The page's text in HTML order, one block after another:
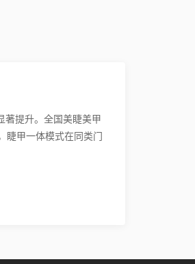
著提升。全国美睫美甲
甲一体模式在同类门